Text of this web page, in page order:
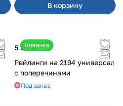
В корзину
Новинка
5 850 ₽
Рейлинги на 2194 универсал
с поперечинами
Под заказ